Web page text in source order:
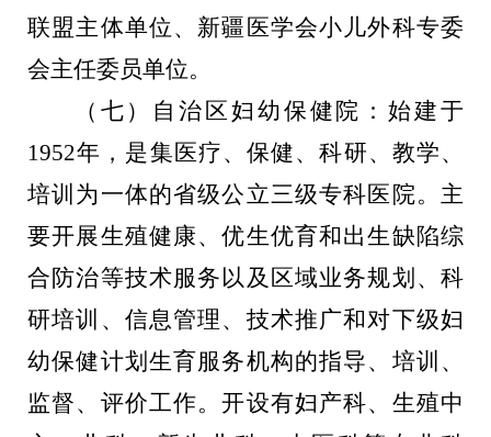
联盟主体单位、新疆医学会小儿外科专委
会主任委员单位。
（七）自治区妇幼保健院：始建于
1952年，是集医疗、保健、科研、教学、
培训为一体的省级公立三级专科医院。主
要开展生殖健康、优生优育和出生缺陷综
合防治等技术服务以及区域业务规划、科
研培训、信息管理、技术推广和对下级妇
幼保健计划生育服务机构的指导、培训、
监督、评价工作。开设有妇产科、生殖中